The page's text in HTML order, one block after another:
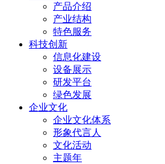
产品介绍
产业结构
特色服务
科技创新
信息化建设
设备展示
研发平台
绿色发展
企业文化
企业文化体系
形象代言人
文化活动
主题年